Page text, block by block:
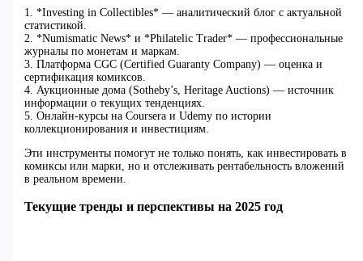
1. *Investing in Collectibles* — аналитический блог с актуальной
статистикой.
2. *Numismatic News* и *Philatelic Trader* — профессиональные
журналы по монетам и маркам.
3. Платформа CGC (Certified Guaranty Company) — оценка и
сертификация комиксов.
4. Аукционные дома (Sotheby’s, Heritage Auctions) — источник
информации о текущих тенденциях.
5. Онлайн-курсы на Coursera и Udemy по истории
коллекционирования и инвестициям.
Эти инструменты помогут не только понять, как инвестировать в
комиксы или марки, но и отслеживать рентабельность вложений
в реальном времени.
Текущие тренды и перспективы на 2025 год